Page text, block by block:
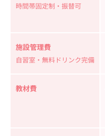
時間帯固定制・振替可
施設管理費
自習室・無料ドリンク完備
教材費